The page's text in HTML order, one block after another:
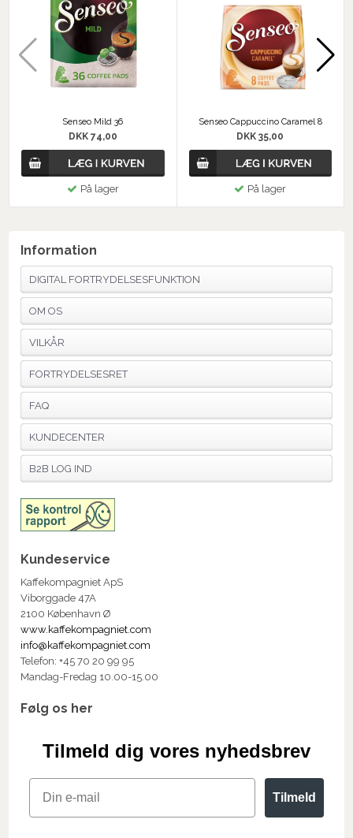
Senseo Mild 36
DKK 74,00
På lager
Senseo Cappuccino Caramel 8
DKK 35,00
På lager
Information
DIGITAL FORTRYDELSESFUNKTION
OM OS
VILKÅR
FORTRYDELSESRET
FAQ
KUNDECENTER
B2B LOG IND
Kundeservice
Kaffekompagniet ApS
Viborggade 47A
2100 København Ø
www.kaffekompagniet.com
info@kaffekompagniet.com
Telefon: +45 70 20 99 95
Mandag-Fredag 10.00-15.00
Følg os her
Tilmeld dig vores nyhedsbrev
Email
Tilmeld